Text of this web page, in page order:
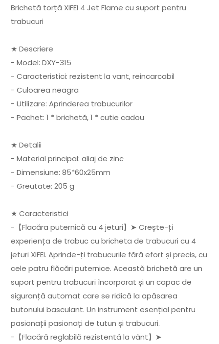
Brichetă torță XIFEI 4 Jet Flame cu suport pentru
trabucuri
★ Descriere
- Model: DXY-315
- Caracteristici: rezistent la vant, reincarcabil
- Culoarea neagra
- Utilizare: Aprinderea trabucurilor
- Pachet: 1 * brichetă, 1 * cutie cadou
★ Detalii
- Material principal: aliaj de zinc
- Dimensiune: 85*60x25mm
- Greutate: 205 g
★ Caracteristici
-【Flacăra puternică cu 4 jeturi】➤ Crește-ți
experiența de trabuc cu bricheta de trabucuri cu 4
jeturi XIFEI. Aprinde-ți trabucurile fără efort și precis, cu
cele patru flăcări puternice. Această brichetă are un
suport pentru trabucuri încorporat și un capac de
siguranță automat care se ridică la apăsarea
butonului basculant. Un instrument esențial pentru
pasionații pasionați de tutun și trabucuri.
-【Flacără reglabilă rezistentă la vânt】➤